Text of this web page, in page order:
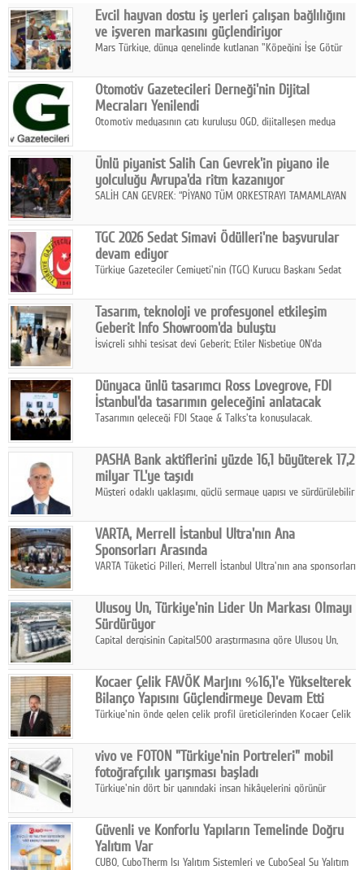
Facebook
Diziler
Karikatür
Youtube
Polemik
Reklam
Yazarlar
Künye
SOSYAL MEDYA
Facebook
Twitter
Google Plus
© 2026 TÜM HAKLARI SAKLIDIR
Evcil hayvan dostu iş yerleri çalışan bağlılığını
ve işveren markasını güçlendiriyor
Mars Türkiye, dünya genelinde kutlanan "Köpeğini İşe Götür
çalışan bağlılığı, iyi olma hali ve işveren markası üzerindeki
etkisine dikkat çekti.
Otomotiv Gazetecileri Derneği'nin Dijital
Mecraları Yenilendi
Otomotiv medyasının çatı kuruluşu OGD, dijitalleşen medya
hedefiyle internet sitesini ve sosyal medya kanallarını yeniledi.
Ünlü piyanist Salih Can Gevrek'in piyano ile
yolculuğu Avrupa'da ritm kazanıyor
SALİH CAN GEVREK: “PİYANO TÜM ORKESTRAYI TAMAMLAYAN
ETKİ YARATIYOR"
TGC 2026 Sedat Simavi Ödülleri'ne başvurular
devam ediyor
Türkiye Gazeteciler Cemiyeti'nin (TGC) Kurucu Başkanı Sedat
Tasarım, teknoloji ve profesyonel etkileşim
Geberit Info Showroom'da buluştu
İsviçreli sıhhi tesisat devi Geberit; Etiler Nisbetiye ON'da
ortaklığıyla özel bir davete ev sahipliği yaptı.
Dünyaca ünlü tasarımcı Ross Lovegrove, FDI
İstanbul'da tasarımın geleceğini anlatacak
Tasarımın geleceği FDI Stage & Talks'ta konuşulacak.
PASHA Bank aktiflerini yüzde 16,1 büyüterek 17,2
milyar TL'ye taşıdı
Müşteri odaklı yaklaşımı, güçlü sermaye yapısı ve sürdürülebilir
yılının ilk yarısında güçlü finansal performansını korudu.
VARTA, Merrell İstanbul Ultra'nın Ana
Sponsorları Arasında
VARTA Tüketici Pilleri, Merrell İstanbul Ultra'nın ana sponsorları
enerjisine güç katıyor.
Ulusoy Un, Türkiye'nin Lider Un Markası Olmayı
Sürdürüyor
Capital dergisinin Capital500 araştırmasına göre Ulusoy Un,
hasılatıyla Türkiye'nin en büyük 83. firması oldu.
Kocaer Çelik FAVÖK Marjını %16,1'e Yükselterek
Bilanço Yapısını Güçlendirmeye Devam Etti
Türkiye'nin önde gelen çelik profil üreticilerinden Kocaer Çelik
Çelik FAVÖK Marjını %16,1'e yükseltti.
vivo ve FOTON "Türkiye'nin Portreleri" mobil
fotoğrafçılık yarışması başladı
Türkiye'nin dört bir yanındaki insan hikâyelerini görünür
insanını, kültürünü ve yaşamını portre fotoğraflarıyla
anlatmaya davet ediyor.
Güvenli ve Konforlu Yapıların Temelinde Doğru
Yalıtım Var
CUBO, CuboTherm Isı Yalıtım Sistemleri ve CuboSeal Su Yalıtım